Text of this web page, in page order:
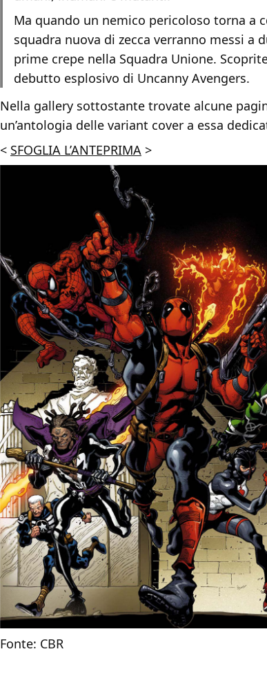
Ma quando un nemico pericoloso torna a
squadra nuova di zecca verranno messi a
prime crepe nella Squadra Unione.
debutto esplosivo di Uncanny Avengers.
Nella gallery sottostante trovate alcune
un’antologia delle variant cover a essa
< SFOGLIA L’ANTEPRIMA >
Fonte: CBR